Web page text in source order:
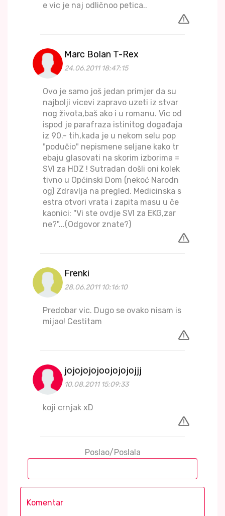
e vic je naj odličnoo petica..
Marc Bolan T-Rex
24.06.2011 18:47:15
Ovo je samo još jedan primjer da su
najbolji vicevi zapravo uzeti iz stvar
nog života,baš ako i u romanu. Vic od
ispod je parafraza istinitog događaja
iz 90.- tih,kada je u nekom selu pop
"podučio" nepismene seljane kako tr
ebaju glasovati na skorim izborima =
SVI za HDZ ! Sutradan došli oni kolek
tivno u Općinski Dom (nekoć Narodn
og) Zdravlja na pregled. Medicinska s
estra otvori vrata i zapita masu u če
kaonici: "Vi ste ovdje SVI za EKG,zar
ne?"...(Odgovor znate?)
Frenki
28.06.2011 10:16:10
Predobar vic. Dugo se ovako nisam is
mijao! Cestitam
jojojojojoojojojojjj
10.08.2011 15:09:33
koji crnjak xD
Poslao/Poslala